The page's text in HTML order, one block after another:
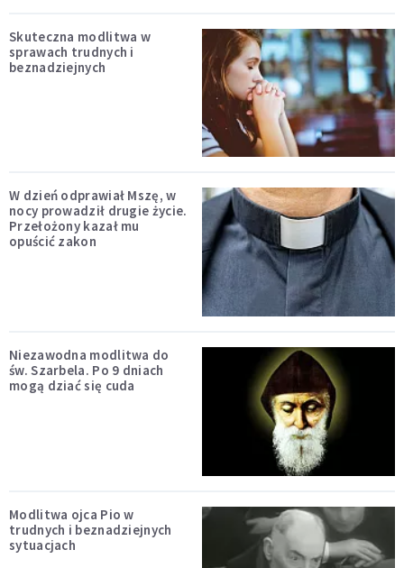
Skuteczna modlitwa w
sprawach trudnych i
beznadziejnych
W dzień odprawiał Mszę, w
nocy prowadził drugie życie.
Przełożony kazał mu
opuścić zakon
Niezawodna modlitwa do
św. Szarbela. Po 9 dniach
mogą dziać się cuda
Modlitwa ojca Pio w
trudnych i beznadziejnych
sytuacjach